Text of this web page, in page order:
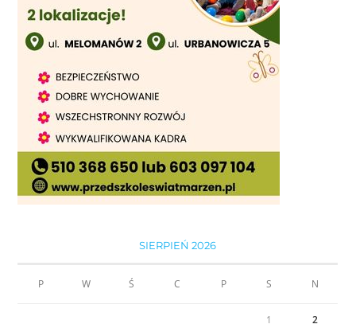
SIERPIEŃ 2026
P W Ś C P S N
1 2